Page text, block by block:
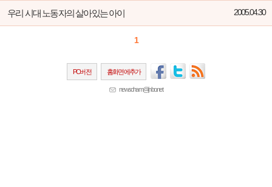
우리 시대 노동자의 살아있는 아이 2005.04.30
1
PC버전 홈화면에추가
newscham@jinbo.net